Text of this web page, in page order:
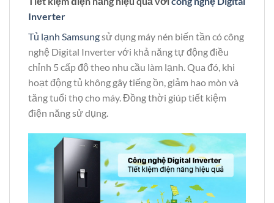
Inverter
Tủ lạnh Samsungsử dụng máy nén biến tần có công
nghệ Digital Inverter với khả năng tự động điều
chỉnh 5 cấp độ theo nhu cầu làm lạnh. Qua đó, khi
hoạt động tủ không gây tiếng ồn, giảm hao mòn và
tăng tuổi thọ cho máy. Đồng thời giúp tiết kiệm
điện năng sử dụng.